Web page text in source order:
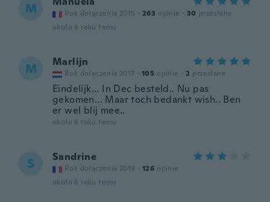
M Rok dołączenia 2015 · 263 opinie · 30 przesłane
około 6 roku temu
M Marlijn
Rok dołączenia 2017 · 105 opinie · 2 przesłane
Eindelijk... In Dec besteld.. Nu pas
gekomen... Maar toch bedankt wish.. Ben
er wel blij mee..
około 6 roku temu
S Sandrine
Rok dołączenia 2019 · 126 opinie
około 6 roku temu